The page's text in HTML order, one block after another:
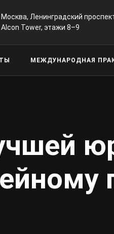
Москва, Ленинградский
Alcon Tower, этажи 8–9
МЕЖДУНАРОДНАЯ